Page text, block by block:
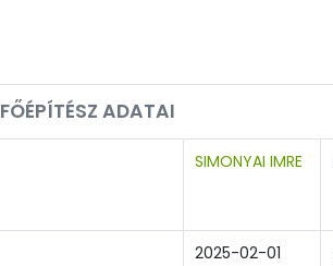
FŐÉPÍTÉSZ ADATAI
SIMONYAI IMRE
2025-02-01